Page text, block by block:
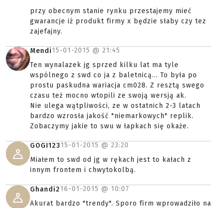
przy obecnym stanie rynku przestajemy mieć
gwarancje iż produkt firmy x będzie słaby czy tez
zajefajny.
Mendi15-01-2015 @ 21:45
Ten wynalazek jg sprzed kilku lat ma tyle
wspólnego z swd co ja z baletnicą... To była po
prostu paskudna wariacja cm028. Z resztą swego
czasu też mocno wtopili ze swoją wersją ak.
Nie ulega wątpliwości, ze w ostatnich 2-3 latach
bardzo wzrosła jakość "niemarkowych" replik.
Zobaczymy jakie to swu w łapkach się okaże.
GOGI12315-01-2015 @ 23:20
Miałem to swd od jg w rękach jest to kałach z
innym frontem i chwytokolbą.
Ghandi216-01-2015 @ 10:07
Akurat bardzo "trendy". Sporo firm wprowadziło na